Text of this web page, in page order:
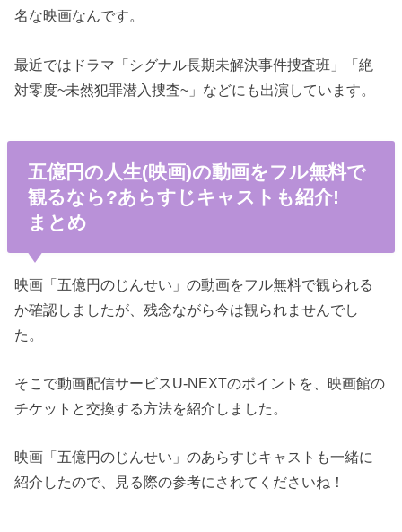
名な映画なんです。
最近ではドラマ「シグナル長期未解決事件捜査班」「絶
対零度~未然犯罪潜入捜査~」などにも出演しています。
五億円の人生(映画)の動画をフル無料で
観るなら?あらすじキャストも紹介!
まとめ
映画「五億円のじんせい」の動画をフル無料で観られる
か確認しましたが、残念ながら今は観られませんでし
た。
そこで動画配信サービスU-NEXTのポイントを、映画館の
チケットと交換する方法を紹介しました。
映画「五億円のじんせい」のあらすじキャストも一緒に
紹介したので、見る際の参考にされてくださいね！